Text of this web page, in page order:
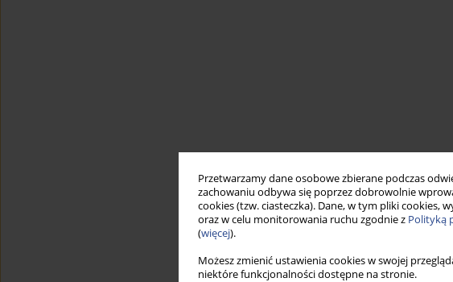
Przetwarzamy dane osobowe zbierane podczas
zachowaniu odbywa się poprzez dobrowolnie
cookies (tzw. ciasteczka). Dane, w tym pliki cookies,
oraz w celu monitorowania ruchu zgodnie z Polityką
(więcej).
Możesz zmienić ustawienia cookies w swojej
niektóre funkcjonalności dostępne na stronie.